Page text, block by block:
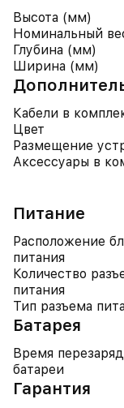
Высота (мм)
Номинальный
Глубина (мм)
Ширина (мм)
Кабели в
Цвет
Размещение
Аксессуары в
Питание
Расположение
питания
Количество
питания
Тип разъема
Батарея
Время
батареи
Гарантия